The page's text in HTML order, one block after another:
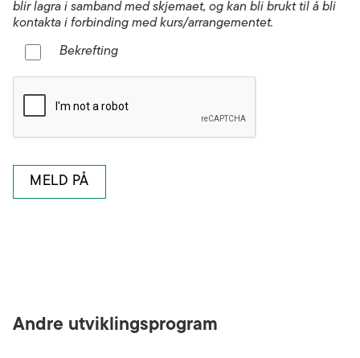
blir lagra i samband med skjemaet, og kan bli brukt til å bli
kontakta i forbinding med kurs/arrangementet.
Bekrefting
Andre utviklingsprogram